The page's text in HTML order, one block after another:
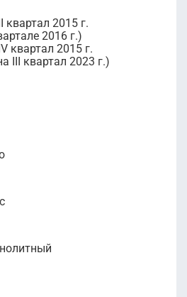
квартал 2015 г.
2016 г.)
квартал 2015 г.
III квартал 2023 г.)